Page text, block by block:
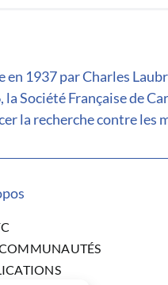
en 1937 par Charles
la Société Française de
la recherche contre les